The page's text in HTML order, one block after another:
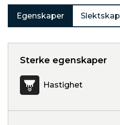
Egenskaper Slektskap
Sterke egenskaper
Hastighet